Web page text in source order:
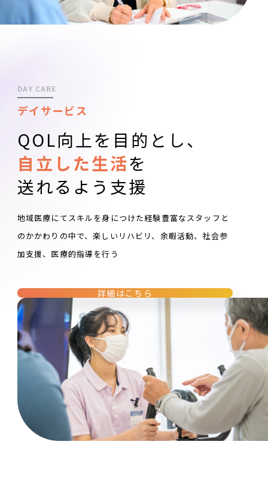
DAY CARE
デイサービス
QOL向上を目的とし、
自立した生活を
送れるよう支援
地域医療にてスキルを身につけた経験豊富なスタッフと
のかかわりの中で、楽しいリハビリ、余暇活動、社会参
加支援、医療的指導を行う
詳細はこちら